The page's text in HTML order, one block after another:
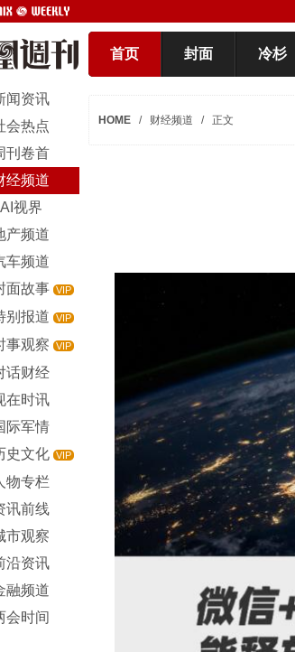
首页 封面 冷杉
闻资讯
会热点
刊卷首
经频道
AI视界
产频道
车频道
面故事 VIP
别报道 VIP
事观察 VIP
话财经
在时讯
际军情
史文化 VIP
物专栏
讯前线
市观察
沿资讯
融频道
会时间
HOME / 财经频道 / 正文